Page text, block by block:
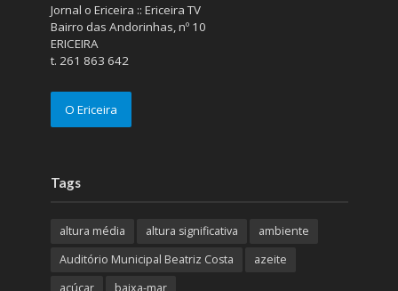
Jornal o Ericeira :: Ericeira TV
Bairro das Andorinhas, nº 10
ERICEIRA
t. 261 863 642
O Ericeira
Tags
altura média altura significativa
ambiente
Auditório Municipal Beatriz Costa
azeite
açúcar
baixa-mar